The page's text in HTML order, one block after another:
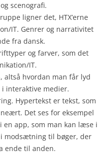
scenografi.
ligner det, HTX’erne
IT. Genrer og narrativitet
fra dansk.
og farver, som det
IT.
altså hvordan man får lyd
interaktive medier.
Hypertekst er tekst, som
Det ses for eksempel
en app, som man kan læse i
modsætning til bøger, der
ende til anden.